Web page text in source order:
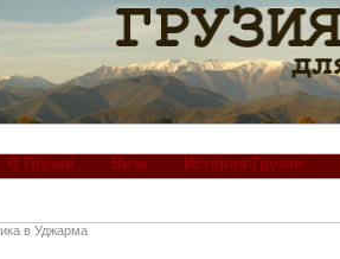
О Грузии Виза История Грузии
в Уджарма